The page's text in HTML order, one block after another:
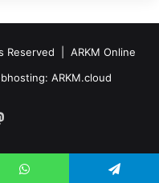
Reserved | ARKM Online
ARKM.cloud